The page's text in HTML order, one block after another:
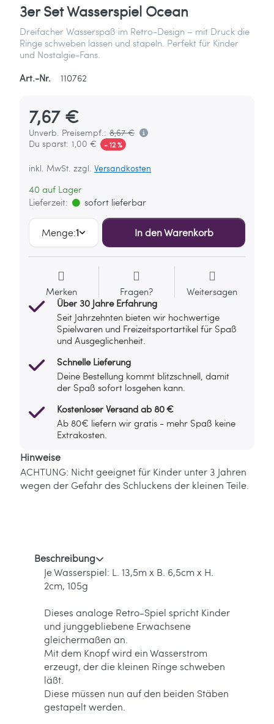
3er Set Wasserspiel Ocean
Dreifacher Wasserspaß im Retro-Design – mit Druck die
Ringe schweben lassen und stapeln. Perfekt für Kinder
und Nostalgie-Fans.
Art.-Nr.
110762
7,67 €
Unverb. Preisempf.: 8,67 €
Du sparst: 1,00 € - 12 %
inkl. MwSt. zzgl. Versandkosten
40 auf Lager
Lieferzeit:
sofort lieferbar
Menge:1 In den Warenkorb
Merken Fragen?
Weitersagen
Über 30 Jahre Erfahrung
Seit Jahrzehnten bieten wir hochwertige
Spielwaren und Freizeitsportartikel für Spaß
und Ausgeglichenheit.
Schnelle Lieferung
Deine Bestellung kommt blitzschnell, damit
der Spaß sofort losgehen kann.
Kostenloser Versand ab 80 €
Ab 80€ liefern wir gratis - mehr Spaß keine
Extrakosten.
Hinweise
ACHTUNG: Nicht geeignet für Kinder unter 3 Jahren
wegen der Gefahr des Schluckens der kleinen Teile.
Beschreibung
Je Wasserspiel: L. 13,5m x B. 6,5cm x H.
2cm, 105g
Dieses analoge Retro-Spiel spricht Kinder
und junggebliebene Erwachsene
gleichermaßen an.
Mit dem Knopf wird ein Wasserstrom
erzeugt, der die kleinen Ringe schweben
läßt.
Diese müssen nun auf den beiden Stäben
gestapelt werden.